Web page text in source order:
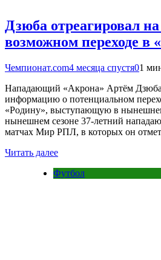
Дзюба отреагировал
возможном переходе в
Чемпионат.com4 месяца спустя01
Нападающий «Акрона» Артём
информацию о потенциальном
«Родину», выступающую в
нынешнем сезоне 37-летний
матчах Мир РПЛ, в которых он
Читать далее
Футбол